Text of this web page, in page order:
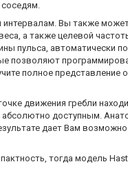
интервалам. Вы также
а также целевой
пульса, автоматически
позволяют
полное представление
движения гребли
доступным.
дает Вам
тогда модель